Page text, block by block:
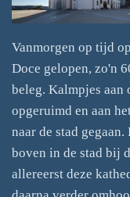
Vanmorgen op tijd
Doce gelopen, zo'n
beleg. Kalmpjes aan
opgeruimd en aan
naar de stad gegaan.
boven in de stad bij
allereerst deze